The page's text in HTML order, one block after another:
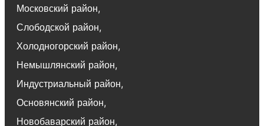
Московский район,
Слободской район,
Холодногорский район,
Немышлянский район,
Индустриальный район,
Основянский район,
Новобаварский район,